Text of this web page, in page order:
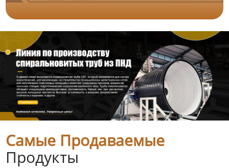
Самые Продаваемые
Продукты